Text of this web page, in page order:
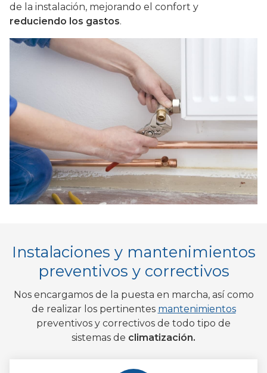
de la instalación, mejorando el confort y
reduciendo los gastos.
Instalaciones y mantenimientos
preventivos y correctivos
Nos encargamos de la puesta en marcha, así como
de realizar los pertinentes mantenimientos
preventivos y correctivos de todo tipo de
sistemas de climatización.